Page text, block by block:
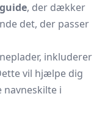
, der dækker
det, der passer
inkluderer
vil hjælpe dig
i